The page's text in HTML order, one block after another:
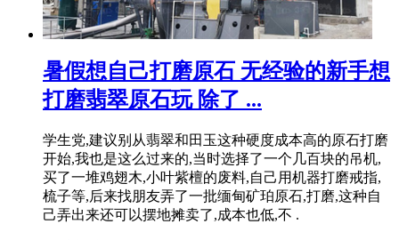
暑假想自己打磨原石 无经验的新手想
打磨翡翠原石玩 除了 ...
学生党,建议别从翡翠和田玉这种硬度成本高的原石打磨
开始,我也是这么过来的,当时选择了一个几百块的吊机,
买了一堆鸡翅木,小叶紫檀的废料,自己用机器打磨戒指,
梳子等,后来找朋友弄了一批缅甸矿珀原石,打磨,这种自
己弄出来还可以摆地摊卖了,成本也低,不 .